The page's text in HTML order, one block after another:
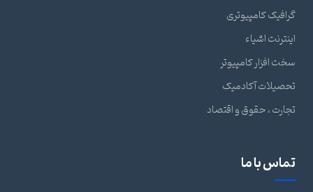
گرافیک کامپیوتری
اینترنت اشیاء
سخت افزار کامپیوتر
تحصیلات آکادمیک
تجارت ، حقوق و اقتصاد
تماس با ما